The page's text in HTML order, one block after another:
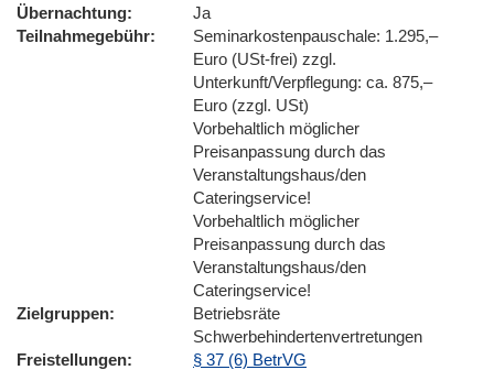
Übernachtung
Ja
Teilnahmegebühr
Seminarkostenpauschale: 1.295,–
Euro (USt-frei) zzgl.
Unterkunft/Verpflegung: ca. 875,–
Euro (zzgl. USt)
Vorbehaltlich möglicher
Preisanpassung durch das
Veranstaltungshaus/den
Cateringservice!
Vorbehaltlich möglicher
Preisanpassung durch das
Veranstaltungshaus/den
Cateringservice!
Zielgruppen
Betriebsräte
Schwerbehindertenvertretungen
Freistellungen
§ 37 (6) BetrVG